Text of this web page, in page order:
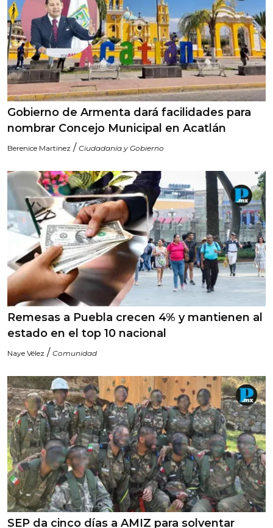
Gobierno de Armenta dará facilidades para
nombrar Concejo Municipal en Acatlán
Berenice Martinez / Ciudadanía y Gobierno
Remesas a Puebla crecen 4% y mantienen al
estado en el top 10 nacional
Naye Vélez / Comunidad
SEP da cinco días a AMIZ para solventar